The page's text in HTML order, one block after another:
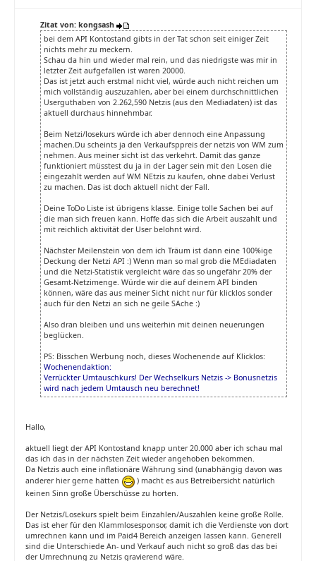
Zitat von: kongsash
bei dem API Kontostand gibts in der Tat schon seit einiger Zeit
nichts mehr zu meckern.
Schau da hin und wieder mal rein, und das niedrigste was mir in
letzter Zeit aufgefallen ist waren 20000.
Das ist jetzt auch erstmal nicht viel, würde auch nicht reichen um
mich vollständig auszuzahlen, aber bei einem durchschnittlichen
Userguthaben von 2.262,590 Netzis (aus den Mediadaten) ist das
aktuell durchaus hinnehmbar.
Beim Netzi/losekurs würde ich aber dennoch eine Anpassung
machen.Du scheints ja den Verkaufsppreis der netzis von WM zum
nehmen. Aus meiner sicht ist das verkehrt. Damit das ganze
funktioniert müsstest du ja in der Lager sein mit den Losen die
eingezahlt werden auf WM NEtzis zu kaufen, ohne dabei Verlust
zu machen. Das ist doch aktuell nicht der Fall.
Deine ToDo Liste ist übrigens klasse. Einige tolle Sachen bei auf
die man sich freuen kann. Hoffe das sich die Arbeit auszahlt und
mit reichlich aktivität der User belohnt wird.
Nächster Meilenstein von dem ich Träum ist dann eine 100%ige
Deckung der Netzi API :) Wenn man so mal grob die MEdiadaten
und die Netzi-Statistik vergleicht wäre das so ungefähr 20% der
Gesamt-Netzimenge. Würde wir die auf deinem API binden
können, wäre das aus meiner Sicht nicht nur für klicklos sonder
auch für den Netzi an sich ne geile SAche :)
Also dran bleiben und uns weiterhin mit deinen neuerungen
beglücken.
PS: Bisschen Werbung noch, dieses Wochenende auf Klicklos:
Wochenendaktion:
Verrückter Umtauschkurs! Der Wechselkurs Netzis -> Bonusnetzis
wird nach jedem Umtausch neu berechnet!
Hallo,
aktuell liegt der API Kontostand knapp unter 20.000 aber ich schau mal
das ich das in der nächsten Zeit wieder angehoben bekommen.
Da Netzis auch eine inflationäre Währung sind (unabhängig davon was
anderer hier gerne hätten
) macht es aus Betreibersicht natürlich
keinen Sinn große Überschüsse zu horten.
Der Netzis/Losekurs spielt beim Einzahlen/Auszahlen keine große Rolle.
Das ist eher für den Klammlosesponsor, damit ich die Verdienste von dort
umrechnen kann und im Paid4 Bereich anzeigen lassen kann. Generell
sind die Unterschiede An- und Verkauf auch nicht so groß das das bei
der Umrechnung zu Netzis gravierend wäre.